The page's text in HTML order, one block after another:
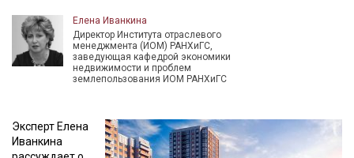
МурзилкаЕлена Иванкина
Директор Института отраслевого
менеджмента (ИОМ) РАНХиГС,
заведующая кафедрой экономики
недвижимости и проблем
землепользования ИОМ РАНХиГС
Эксперт Елена
Иванкина